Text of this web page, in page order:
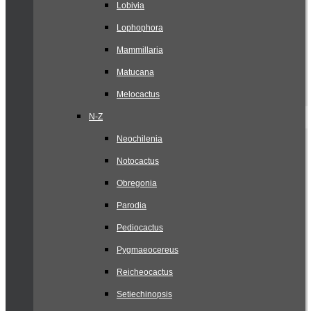
Lobivia
Lophophora
Mammillaria
Matucana
Melocactus
N-Z
Neochilenia
Notocactus
Obregonia
Parodia
Pediocactus
Pygmaeocereus
Reicheocactus
Setiechinopsis